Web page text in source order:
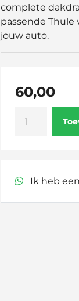
complete
passende
jouw auto.
60,00
Kit
Ik heb